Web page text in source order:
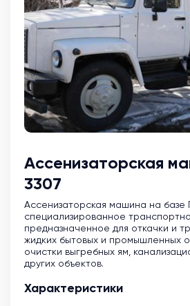
Ассенизаторская
3307
Ассенизаторская машина на базе
специализированное
предназначенное для откачки и
жидких бытовых и промышленных
очистки выгребных ям,
других объектов.
Характеристики